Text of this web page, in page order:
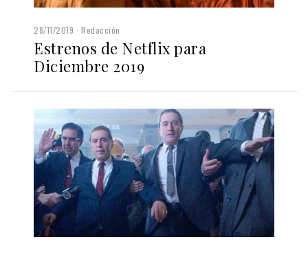
28/11/2019 Redacción
Estrenos de Netflix para
Diciembre 2019